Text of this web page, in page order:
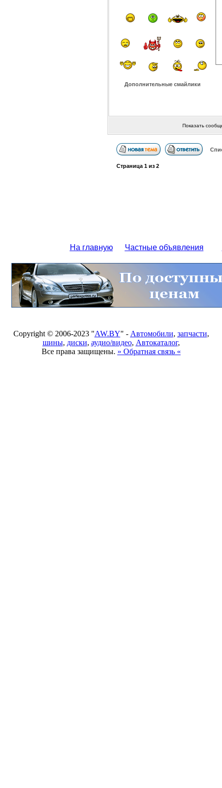
Дополнительные смайлики
Показать
Страница 1из 2
На главную Частные объявления
Copyright © 2006-2023 "AW.BY" - Автомобили, запчасти,
шины, диски, аудио/видео, Автокаталог,
Все права защищены. » Обратная связь «